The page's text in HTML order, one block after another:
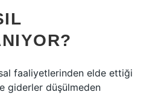
faaliyetlerinden elde ettiği
giderler düşülmeden